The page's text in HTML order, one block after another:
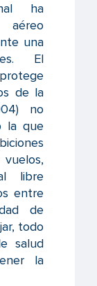
ha
una
El
de la
no
la que
libre
entre
de
todo
salud
la